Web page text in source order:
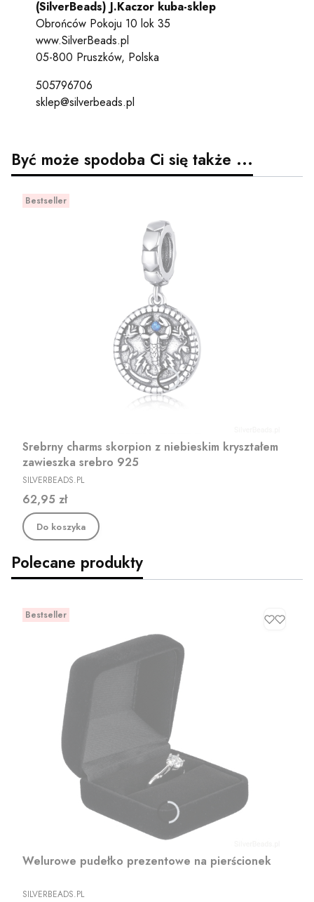
(SilverBeads) J.Kaczor kuba-sklep
Obrońców Pokoju 10 lok 35
www.SilverBeads.pl
05-800 Pruszków, Polska
505796706
sklep@silverbeads.pl
Być może spodoba Ci się także ...
Bestseller
Srebrny charms skorpion z niebieskim kryształem
zawieszka srebro 925
PRODUCENT
SILVERBEADS.PL
Cena
62,95 zł
Do koszyka
Polecane produkty
Bestseller
Welurowe pudełko prezentowe na pierścionek
PRODUCENT
SILVERBEADS.PL